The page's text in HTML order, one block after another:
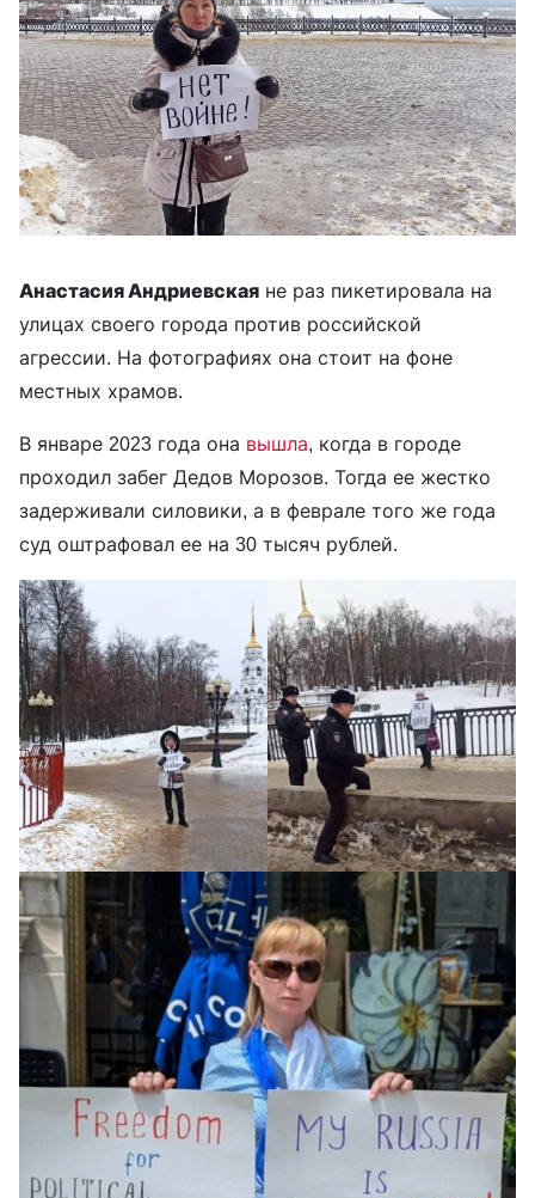
Анастасия Андриевская не раз пикетировала на
улицах своего города против российской
агрессии. На фотографиях она стоит на фоне
местных храмов.
В январе 2023 года она вышла, когда в городе
проходил забег Дедов Морозов. Тогда ее жестко
задерживали силовики, а в феврале того же года
суд оштрафовал ее на 30 тысяч рублей.